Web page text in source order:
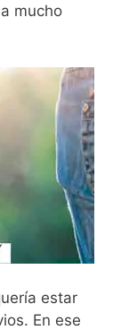
mucho
estar
En ese